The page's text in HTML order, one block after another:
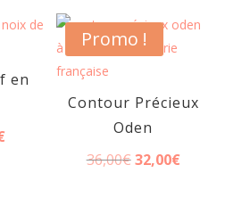
en
Promo !
Contour Précieux
Oden
36,00€Le
32,00€Le